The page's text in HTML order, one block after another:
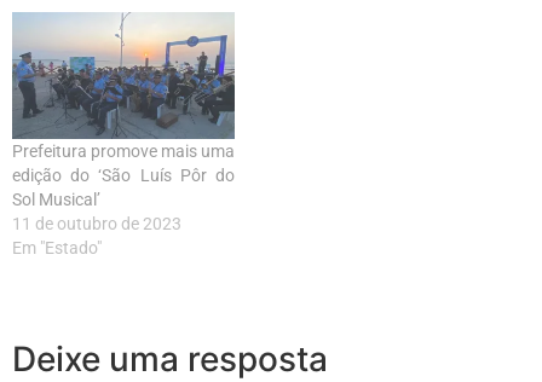
Prefeitura promove mais uma
edição do ‘São Luís Pôr do
Sol Musical’
11 de outubro de 2023
Em "Estado"
Deixe uma resposta